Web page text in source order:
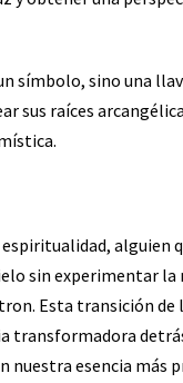
símbolo, sino una
sus raíces
alguien
sin experimentar
Esta transición
transformadora
nuestra esencia más